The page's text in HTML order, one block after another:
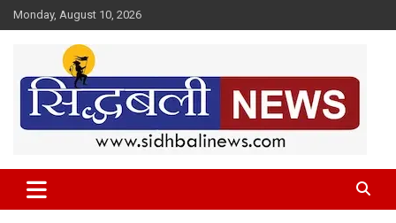
Skip
to
Monday, August 10, 2026
Sidhbali News